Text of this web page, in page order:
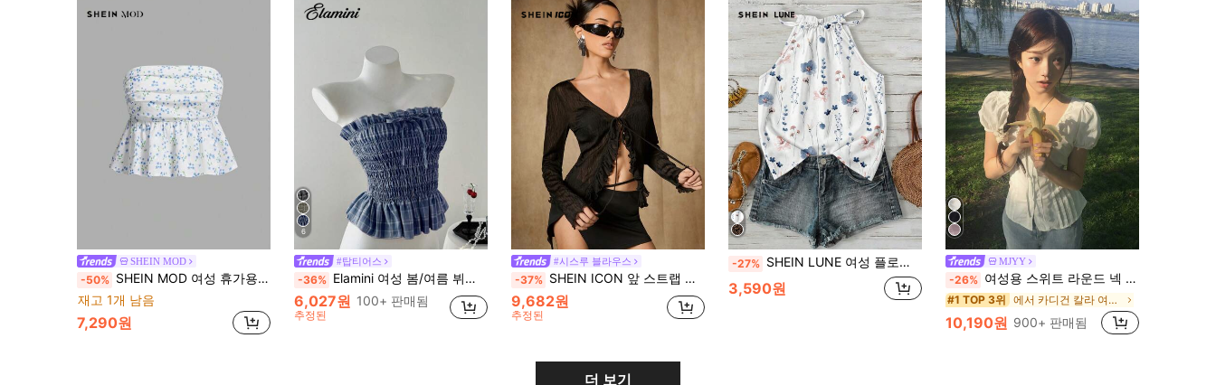
SHEIN MOD
-50% SHEIN MOD 여성 휴가용 작은 화초 모양 플리츠 러플 밑단 밴도 탑
재고 1개 남음
7,290원
6
#탑티어스
-36% Elamini 여성 봄/여름 뷔스티에 프릴 트림 보우 타이 슬림핏 크롭 탑
6,027원 100+ 판매됨
추정된
#시스루 블라우스
-37% SHEIN ICON 앞 스트랩 나비매듭 리본 프릴 세미쉬어 상의
9,682원
추정된
-27% SHEIN LUNE 여성 플로럴 프린트 홀터넥 로맨틱 우아한 쉬폰 캐미솔, 봄/여름, 야외, 해변 휴가, 시크에 적합
3,590원
MJYY
-26% 여성용 스위트 라운드 넥 보우 타이 허리 러플 반팔 블라우스 화이트 여름
#1 TOP 3위 에서 카디건 칼라 여성 상의, 블라우스 & 티
10,190원 900+ 판매됨
더 보기